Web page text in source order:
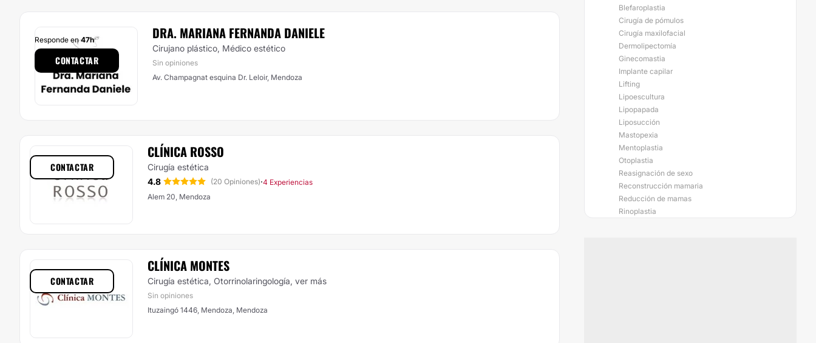
DRA. MARIANA FERNANDA DANIELE
Cirujano plástico, Médico estético
Sin opiniones
Av. Champagnat esquina Dr. Leloir, Mendoza
Responde en47h
CONTACTAR
CLÍNICA ROSSO
Cirugía estética
4.8
(20 Opiniones)·4 Experiencias
Alem 20, Mendoza
CONTACTAR
CLÍNICA MONTES
Cirugía estética, Otorrinolaringología, ver más
Sin opiniones
Ituzaingó 1446, Mendoza, Mendoza
CONTACTAR
Blefaroplastia
Cirugía de pómulos
Cirugía maxilofacial
Dermolipectomía
Ginecomastia
Implante capilar
Lifting
Lipoescultura
Lipopapada
Liposucción
Mastopexia
Mentoplastia
Otoplastia
Reasignación de sexo
Reconstrucción mamaria
Reducción de mamas
Rinoplastia